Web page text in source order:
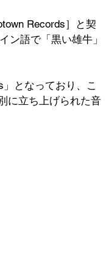
Records］と契
ン語で「黒い雄牛」
となっており、こ
に立ち上げられた音